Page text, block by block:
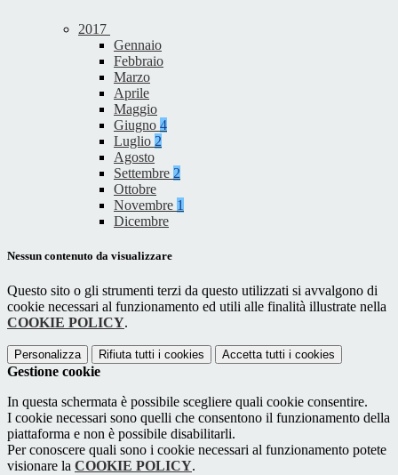
2017
Gennaio
Febbraio
Marzo
Aprile
Maggio
Giugno 4
Luglio 2
Agosto
Settembre 2
Ottobre
Novembre 1
Dicembre
Nessun contenuto da visualizzare
Questo sito o gli strumenti terzi da questo utilizzati si avvalgono di
cookie necessari al funzionamento ed utili alle finalità illustrate nella
COOKIE POLICY.
Personalizza Rifiuta tutti i cookies Accetta tutti i cookies
Gestione cookie
In questa schermata è possibile scegliere quali cookie consentire.
I cookie necessari sono quelli che consentono il funzionamento della
piattaforma e non è possibile disabilitarli.
Per conoscere quali sono i cookie necessari al funzionamento potete
visionare la COOKIE POLICY.